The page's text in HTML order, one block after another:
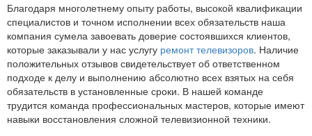
Благодаря многолетнему опыту работы, высокой квалификации
специалистов и точном исполнении всех обязательств наша
компания сумела завоевать доверие состоявшихся клиентов,
которые заказывали у нас услугу ремонт телевизоров. Наличие
положительных отзывов свидетельствует об ответственном
подходе к делу и выполнению абсолютно всех взятых на себя
обязательств в установленные сроки. В нашей команде
трудится команда профессиональных мастеров, которые имеют
навыки восстановления сложной телевизионной техники.